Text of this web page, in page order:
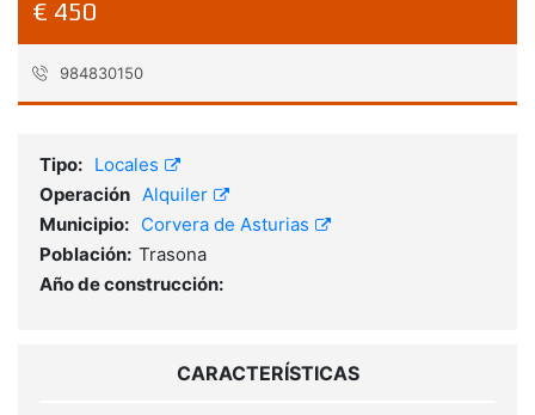
€ 450
984830150Referencia:
Tipo: Locales
Operación Alquiler
Municipio: Corvera de Asturias
Población: Trasona
Año de construcción:
CARACTERÍSTICAS